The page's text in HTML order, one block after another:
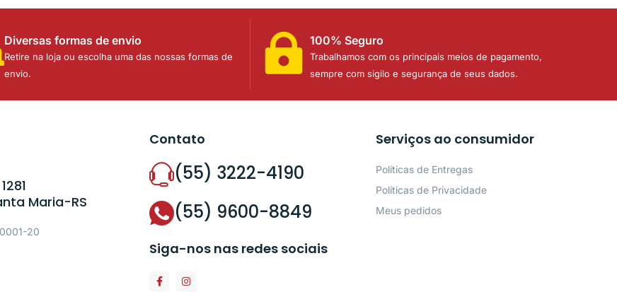
Diversas formas de envio
Retire na loja ou escolha uma das nossas formas de
envio.
100% Seguro
Trabalhamos com os principais meios de pagamento,
sempre com sigilo e segurança de seus dados.
Maria-RS
20
Contato
(55) 3222-4190
(55) 9600-8849
Siga-nos nas redes sociais
Serviços ao consumidor
Políticas de Entregas
Políticas de Privacidade
Meus pedidos